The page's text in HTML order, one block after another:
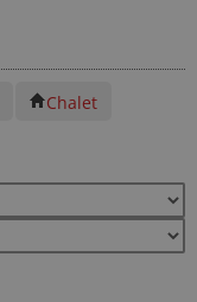
Chalet